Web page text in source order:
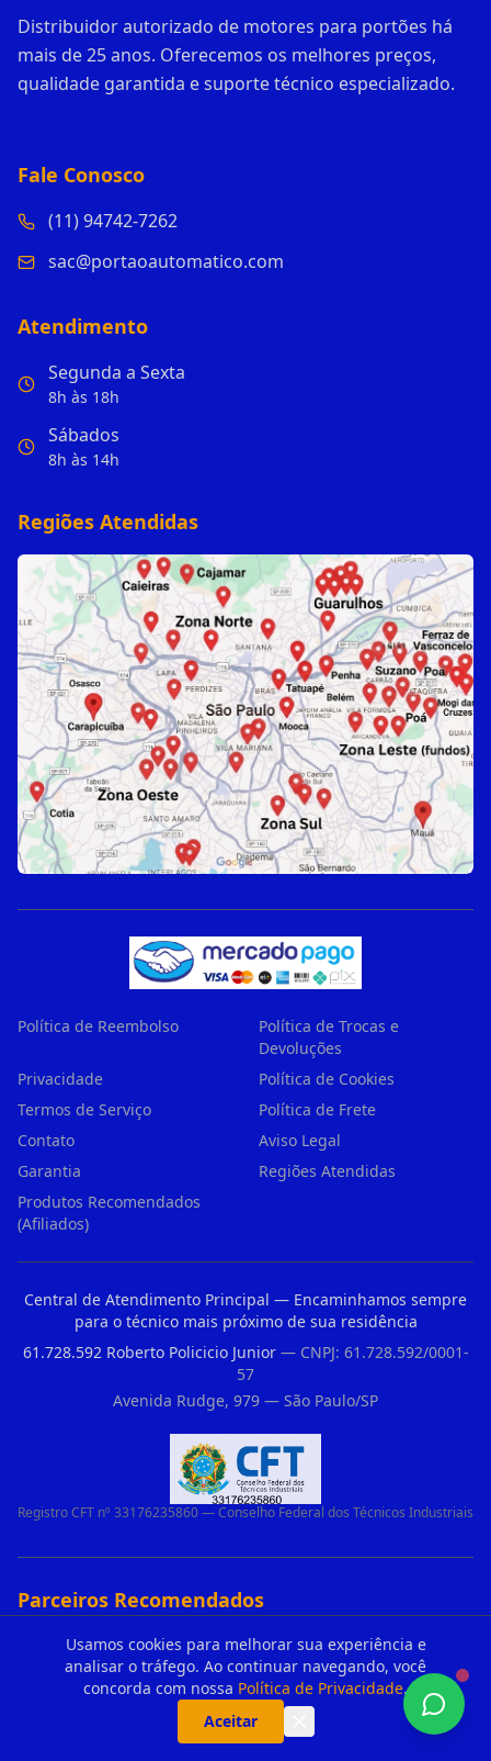
Usamos cookies para melhorar sua experiência e
analisar o tráfego. Ao continuar navegando, você
concorda com nossa Política de Privacidade.
Aceitar
Distribuidor autorizado de motores para portões há
mais de 25 anos. Oferecemos os melhores preços,
qualidade garantida e suporte técnico especializado.
Fale Conosco
(11) 94742-7262
sac@portaoautomatico.com
Atendimento
Segunda a Sexta
8h às 18h
Sábados
8h às 14h
Regiões Atendidas
Política de Reembolso
Política de Trocas e
Devoluções
Privacidade
Política de Cookies
Termos de Serviço
Política de Frete
Contato
Aviso Legal
Garantia
Regiões Atendidas
Produtos Recomendados
(Afiliados)
Central de Atendimento Principal — Encaminhamos sempre
para o técnico mais próximo de sua residência
61.728.592 Roberto Policicio Junior— CNPJ: 61.728.592/0001-
57
Avenida Rudge, 979 — São Paulo/SP
Registro CFT nº 33176235860 — Conselho Federal dos Técnicos Industriais
Parceiros Recomendados
Portoes Automaticos De Aluminio Tremembe
Motor De Portao Automatico Basculante Garen No Parque Colonial
Duvidas De Clientes Sobre Portao Automatico E Motor De Portao Motor Basculante Seg
Portao Peccinin Com Defeito Jardim Celia